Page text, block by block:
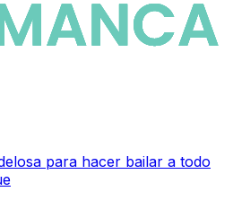
para hacer bailar a todo